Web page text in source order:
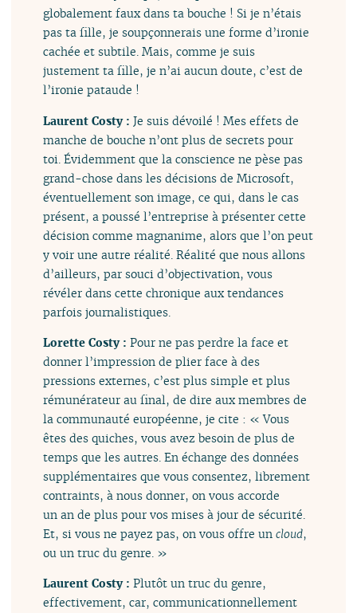
globalement faux dans ta bouche ! Si je n’étais
pas ta fille, je soupçonnerais une forme d’ironie
cachée et subtile. Mais, comme je suis
justement ta fille, je n’ai aucun doute, c’est de
l’ironie pataude !
Laurent Costy :Je suis dévoilé ! Mes effets de
manche de bouche n’ont plus de secrets pour
toi. Évidemment que la conscience ne pèse pas
grand-chose dans les décisions de Microsoft,
éventuellement son image, ce qui, dans le cas
présent, a poussé l’entreprise à présenter cette
décision comme magnanime, alors que l’on peut
y voir une autre réalité. Réalité que nous allons
d’ailleurs, par souci d’objectivation, vous
révéler dans cette chronique aux tendances
parfois journalistiques.
Lorette Costy :Pour ne pas perdre la face et
donner l’impression de plier face à des
pressions externes, c’est plus simple et plus
rémunérateur au final, de dire aux membres de
la communauté européenne, je cite : « Vous
êtes des quiches, vous avez besoin de plus de
temps que les autres. En échange des données
supplémentaires que vous consentez, librement
contraints, à nous donner, on vous accorde
un an de plus pour vos mises à jour de sécurité.
Et, si vous ne payez pas, on vous offre uncloud,
ou un truc du genre. »
Laurent Costy :Plutôt un truc du genre,
effectivement, car, communicationnellement